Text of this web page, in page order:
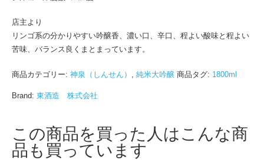
店主より
リンゴ系の分かりやすい吟醸香、濃い口、辛口、程よい酸味と程よい
苦味、バランス良くまとまっています。
商品カテゴリー: 神泉（しんせん） 純米大吟醸 商品タグ: 1800ml
Brand: 東酒造 株式会社
この商品を買った人はこんな商
品も買っています